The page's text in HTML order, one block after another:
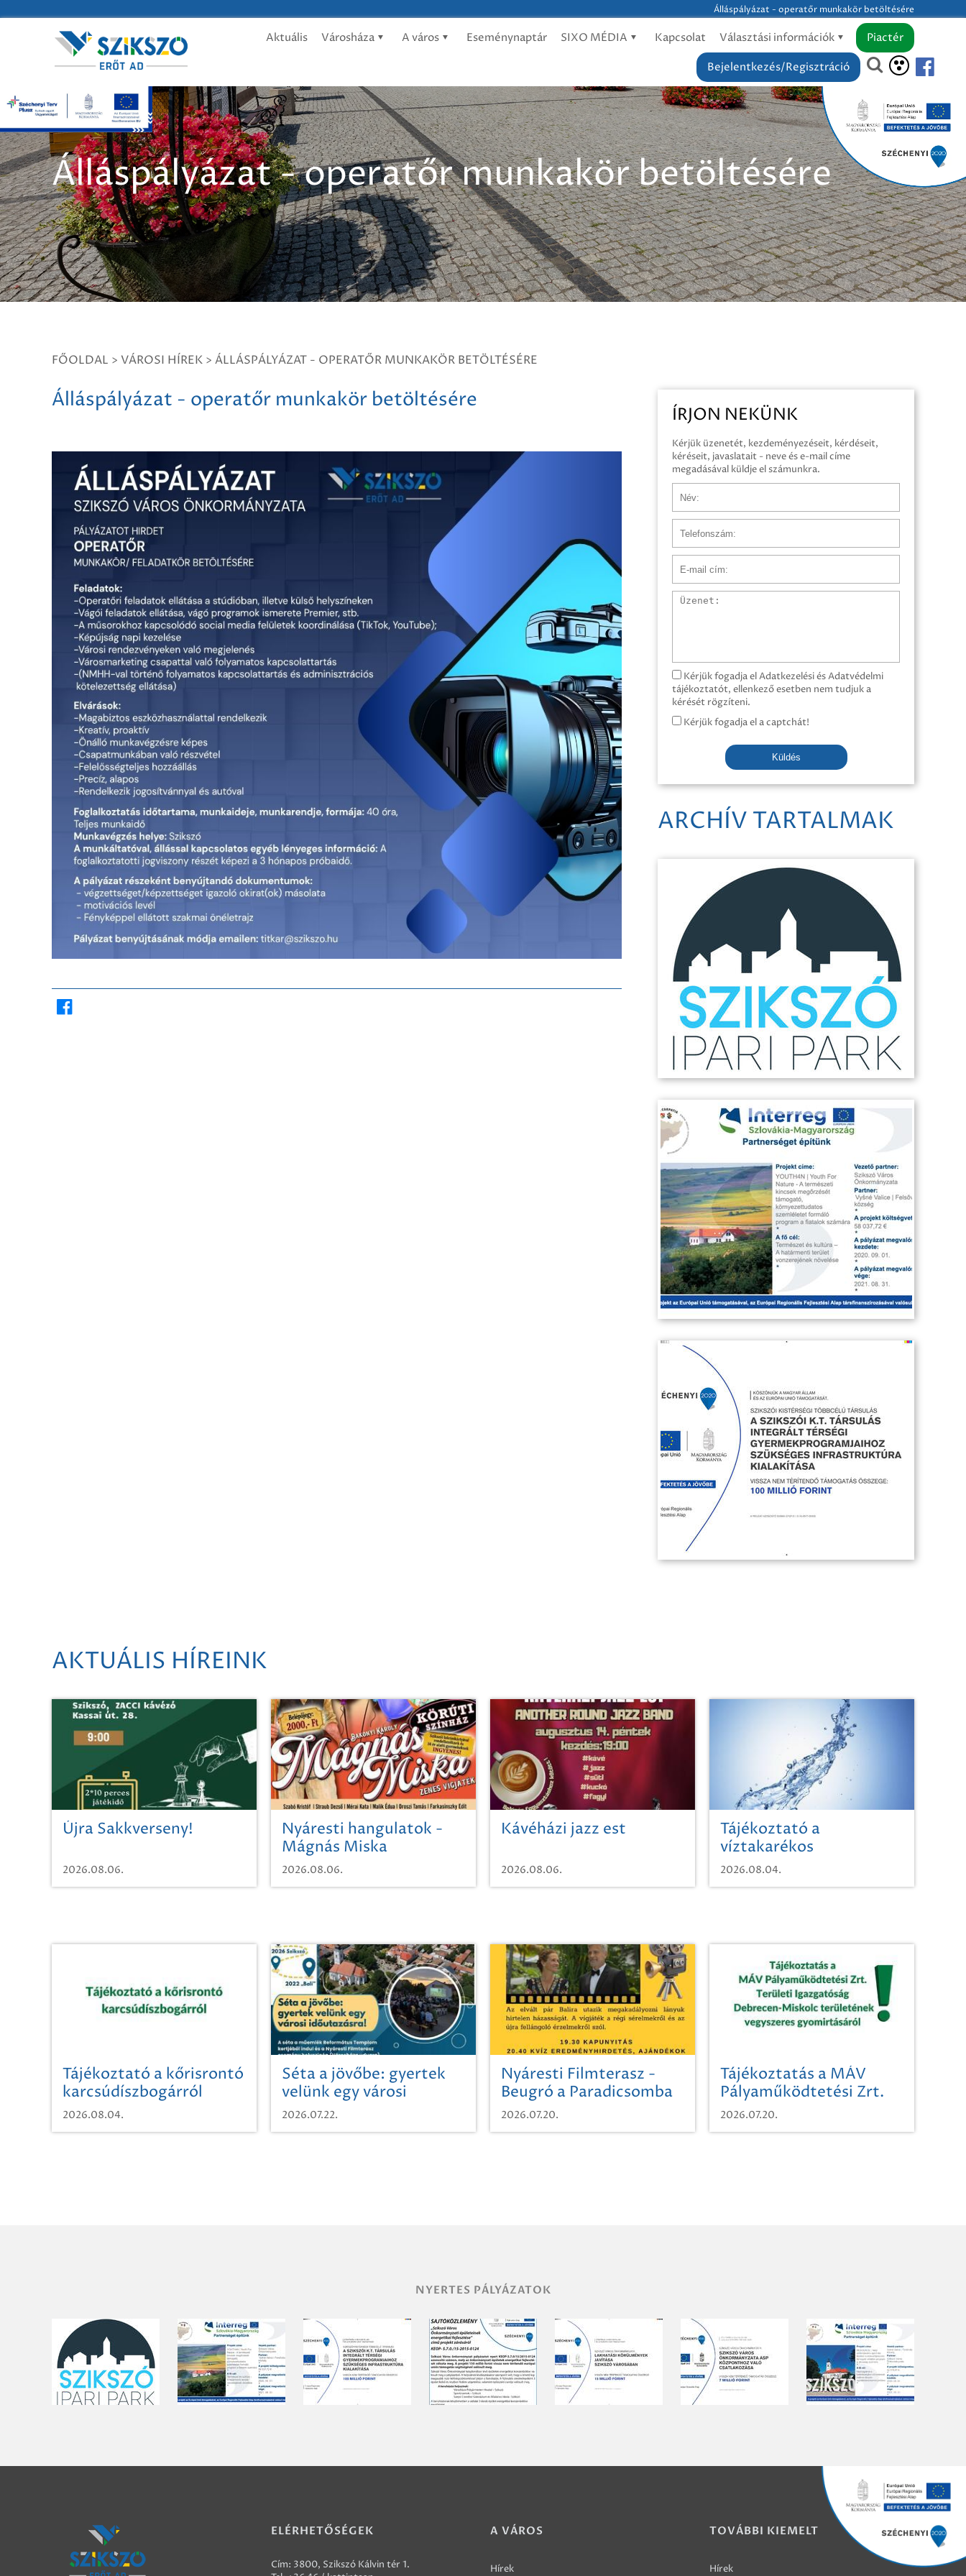
Álláspályázat - operatőr munkakör betöltésére
Aktuális Városháza A város Eseménynaptár SIXO MÉDIA Kapcsolat Választási információk
Piactér
Bejelentkezés/Regisztráció
Álláspályázat - operatőr munkakör betöltésére
FŐOLDAL > VÁROSI HÍREK > ÁLLÁSPÁLYÁZAT - OPERATŐR MUNKAKÖR BETÖLTÉSÉRE
Álláspályázat - operatőr munkakör betöltésére
ÍRJON NEKÜNK
Kérjük üzenetét, kezdeményezéseit, kérdéseit,
kéréseit, javaslatait - neve és e-mail címe
megadásával küldje el számunkra.
Üzenet
Kérjük fogadja el Adatkezelési és Adatvédelmi
tájékoztatót, ellenkező esetben nem tudjuk a
kérését rögzíteni.
Kérjük fogadja el a captchát!
Küldés
ARCHÍV TARTALMAK
AKTUÁLIS HÍREINK
Újra Sakkverseny!
2026.08.06.
Nyáresti hangulatok -
Mágnás Miska
2026.08.06.
Kávéházi jazz est
2026.08.06.
Tájékoztató a
víztakarékos
vízhasználatról
2026.08.04.
Tájékoztató a kőrisrontó
karcsúdíszbogárról
2026.08.04.
Séta a jövőbe: gyertek
velünk egy városi
időutazásra!
2026.07.22.
Nyáresti Filmterasz -
Beugró a Paradicsomba
2026.07.20.
Tájékoztatás a MÁV
Pályaműködtetési Zrt.
Területi Igazgatóság
Debrecen-Miskolc
2026.07.20.
NYERTES PÁLYÁZATOK
ELÉRHETŐSÉGEK
Cím: 3800, Szikszó Kálvin tér 1.
A VÁROS
Hírek
TOVÁBBI KIEMELT
Hírek